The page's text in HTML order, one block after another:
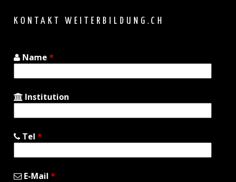
KONTAKT WEITERBILDUNG.CH
Name *
Institution
Tel *
E-Mail *